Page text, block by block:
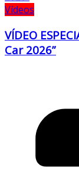
Vídeos
VÍDEO
Car 2026”